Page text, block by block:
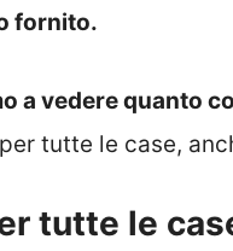
fornito.
a vedere quanto
tutte le case,
tutte le